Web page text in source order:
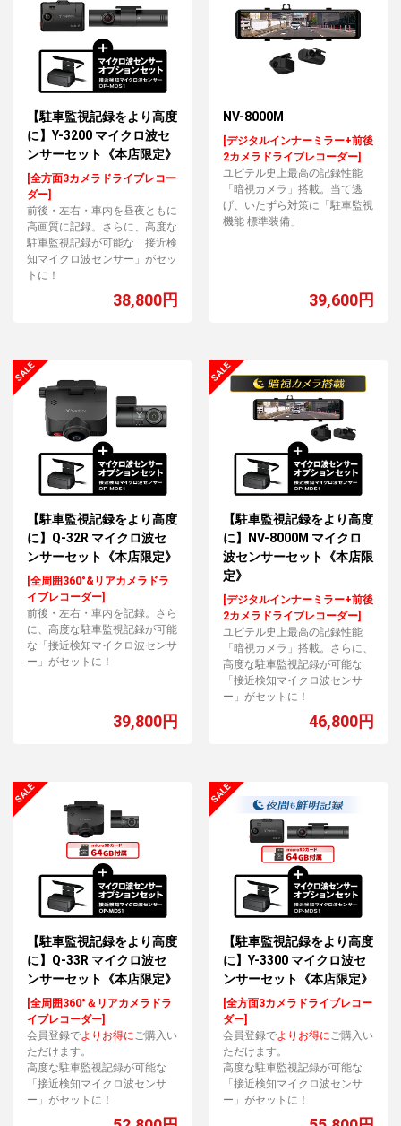
【駐車監視記録をより高度
に】Y-3200 マイクロ波セ
ンサーセット《本店限定》
[全方面3カメラドライブレコー
ダー]
前後・左右・車内を昼夜ともに
高画質に記録。さらに、高度な
駐車監視記録が可能な「接近検
知マイクロ波センサー」がセッ
トに！
38,800円
NV-8000M
[デジタルインナーミラー+前後
2カメラドライブレコーダー]
ユピテル史上最高の記録性能
「暗視カメラ」搭載。当て逃
げ、いたずら対策に「駐車監視
機能 標準装備」
39,600円
【駐車監視記録をより高度
に】Q-32R マイクロ波セ
ンサーセット《本店限定》
[全周囲360°&リアカメラドラ
イブレコーダー]
前後・左右・車内を記録。さら
に、高度な駐車監視記録が可能
な「接近検知マイクロ波センサ
ー」がセットに！
39,800円
【駐車監視記録をより高度
に】NV-8000M マイクロ
波センサーセット《本店限
定》
[デジタルインナーミラー+前後
2カメラドライブレコーダー]
ユピテル史上最高の記録性能
「暗視カメラ」搭載。さらに、
高度な駐車監視記録が可能な
「接近検知マイクロ波センサ
ー」がセットに！
46,800円
【駐車監視記録をより高度
に】Q-33R マイクロ波セ
ンサーセット《本店限定》
[全周囲360°＆リアカメラドラ
イブレコーダー]
会員登録でよりお得にご購入い
ただけます。
高度な駐車監視記録が可能な
「接近検知マイクロ波センサ
ー」がセットに！
【駐車監視記録をより高度
に】Y-3300 マイクロ波セ
ンサーセット《本店限定》
[全方面3カメラドライブレコー
ダー]
会員登録でよりお得にご購入い
ただけます。
高度な駐車監視記録が可能な
「接近検知マイクロ波センサ
ー」がセットに！